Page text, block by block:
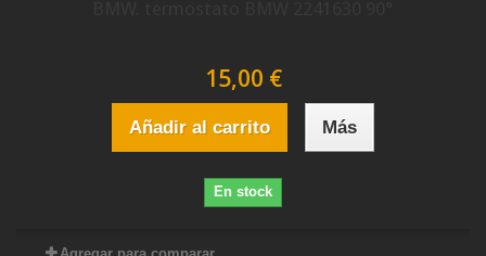
15,00 €
Añadir al carrito Más
En stock